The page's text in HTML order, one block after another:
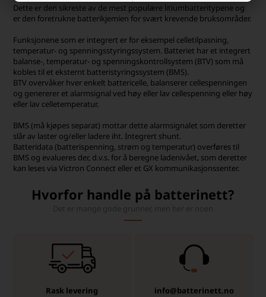
Dette er den sikreste av de mest populære litiumbatteritypene og
er den foretrukne batterikjemien for svært krevende bruksområder.
Funksjonene som er integrert er for eksempel celletilpasning,
temperatur- og spenningsstyringssystem. Batteriet har et integrert
balanse-, temperatur- og spenningskontrollsystem (BTV) som må
kobles til et eksternt batteristyringssystem (BMS).
BTV overvåker hver enkelt battericelle, balanserer cellespenningen
og genererer et alarmsignal ved høy eller lav cellespenning eller høy
eller lav celletemperatur.
BMS (må kjøpes separat) mottar dette alarmsignalet som deretter
slår av laster og/eller ladere iht. Integrert shunt.
Batteridata (batterispenning, strøm og temperatur) overføres til
BMS og evalueres der, d.v.s. for å beregne ladenivået, som deretter
kan leses via Victron Connect eller et GX kommunikasjonssenter.
Hvorfor handle på batterinett?
Rask levering
info@batterinett.no